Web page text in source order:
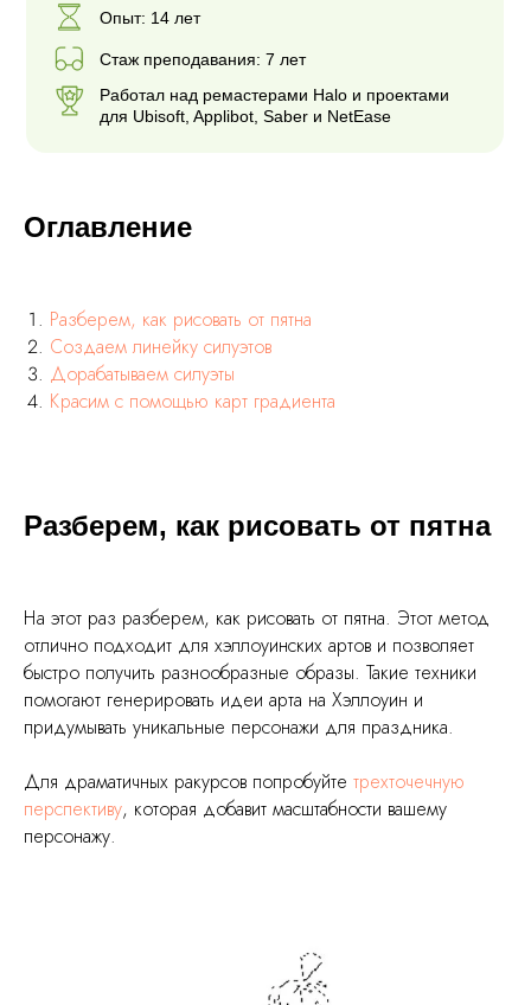
Оглавление
Разберем, как рисовать от пятна
Создаем линейку силуэтов
Дорабатываем силуэты
Красим с помощью карт градиента
Разберем, как рисовать от пятна
На этот раз разберем, как рисовать от пятна. Этот метод
отлично подходит для хэллоуинских артов и позволяет
быстро получить разнообразные образы. Такие техники
помогают генерировать идеи арта на Хэллоуин и
придумывать уникальные персонажи для праздника.
Для драматичных ракурсов попробуйте трехточечную
перспективу, которая добавит масштабности вашему
персонажу.